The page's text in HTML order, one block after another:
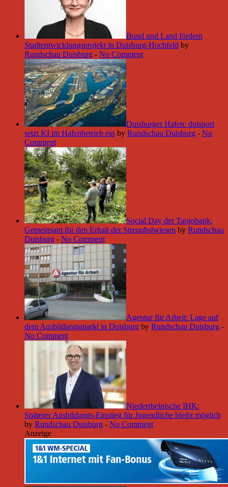
Bund und Land fördern
Stadtentwicklungsprojekt in Duisburg-Hochfeld by
Rundschau Duisburg - No Comment
Duisburger Hafen: duisport
setzt KI im Hafenbetrieb ein by Rundschau Duisburg - No
Comment
Social Day der Targobank:
Gemeinsam für den Erhalt der Streuobstwiesen by Rundschau
Duisburg - No Comment
Agentur für Arbeit: Lage auf
dem Ausbildungsmarkt in Duisburg by Rundschau Duisburg -
No Comment
Niederrheinische IHK:
Späterer Ausbildungs-Einstieg für Jugendliche bleibt möglich
by Rundschau Duisburg - No Comment
Anzeige